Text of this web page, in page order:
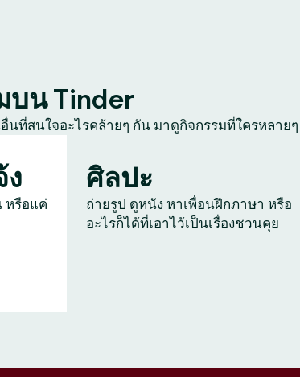
บน Tinder
ที่สนใจอะไรคล้ายๆ กัน มาดูกิจกรรมที่ใครหลาย
หรือแค่
ศิลปะ
ถ่ายรูป ดูหนัง หาเพื่อนฝึกภาษา หรือ
อะไรก็ได้ที่เอาไว้เป็นเรื่องชวนคุย